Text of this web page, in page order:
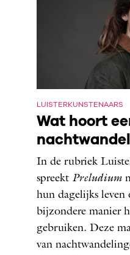
LUISTERKUNSTENAARS
Wat hoort
In de rubriek
spreekt ­ Preludium
hun dagelijks leven
bijzondere manier
gebruiken. Deze
van